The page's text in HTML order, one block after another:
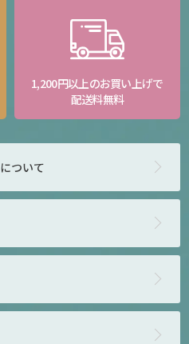
1,200円以上のお買い上げで
配送料無料
について